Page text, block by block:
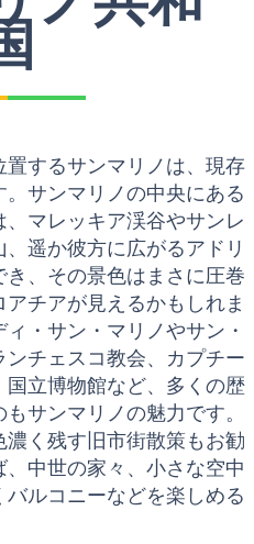
するサンマリノは、現存
サンマリノの中央にある
マレッキア渓谷やサンレ
遥か彼方に広がるアドリ
、その景色はまさに圧巻
チアが見えるかもしれま
・サン・マリノやサン・
チェスコ教会、カプチー
立博物館など、多くの歴
サンマリノの魅力です。
く残す旧市街散策もお勧
中世の家々、小さな空中
ルコニーなどを楽しめる